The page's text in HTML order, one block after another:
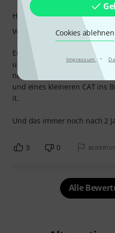
Cookies ablehnen
Impressum ·
Er steht auf Anhieb, hat viele
und die Reisverschlüsse
normalen Leben als
und eines kleineren CAT ins
it.
Und das immer noch nach 2
Handling
Verarbeitung
3 0
Alle